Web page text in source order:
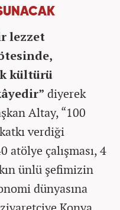
lezzet
kültürü
diyerek
Altay, “100
verdiği
çalışması, 4
ünlü şefimizin
dünyasına